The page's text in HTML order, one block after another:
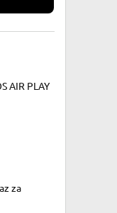
AIR PLAY
za